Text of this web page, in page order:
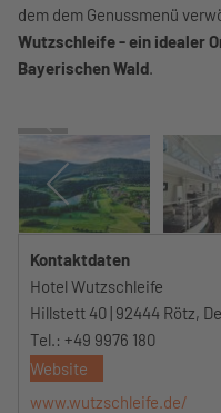
dem dem Genussmenü
Wutzschleife - ein idealer
Bayerischen Wald.
Kontaktdaten
Hotel Wutzschleife
Hillstett 40 | 92444 Rötz,
Tel.: +49 9976 180
Website
www.wutzschleife.de/